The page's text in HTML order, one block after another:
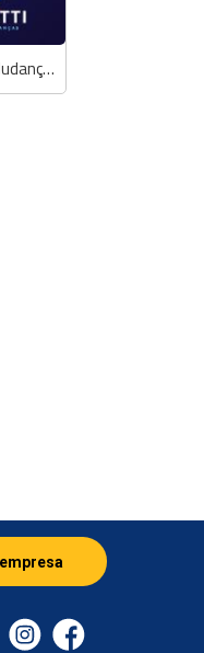
Fretes e Mudanças Gobetti